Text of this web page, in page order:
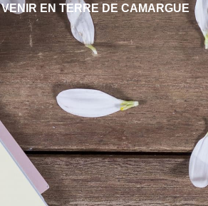
VENIR EN TERRE DE CAMARGUE